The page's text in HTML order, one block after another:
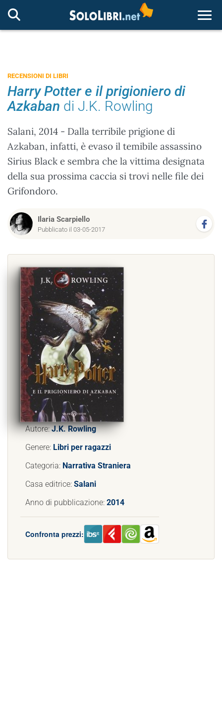
RECENSIONI DI LIBRI
Harry Potter e il prigioniero di
Azkaban di J.K. Rowling
Salani, 2014 - Dalla terribile prigione di
Azkaban, infatti, è evaso il temibile assassino
Sirius Black e sembra che la vittima designata
della sua prossima caccia si trovi nelle file dei
Grifondoro.
Ilaria Scarpiello
Pubblicato il 03-05-2017
Autore:J.K. Rowling
Genere: Libri per ragazzi
Categoria: Narrativa Straniera
Casa editrice: Salani
Anno di pubblicazione: 2014
Confronta prezzi: